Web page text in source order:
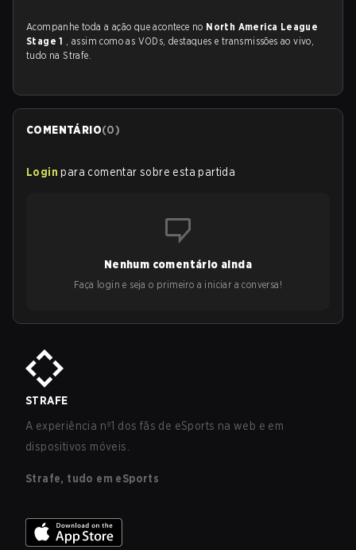
Acompanhe toda a ação que acontece no North America League
Stage 1 , assim como as VODs, destaques e transmissões ao vivo,
tudo na Strafe.
COMENTÁRIO(0)
Login para comentar sobre esta partida
Nenhum comentário ainda
Faça login e seja o primeiro a iniciar a conversa!
STRAFE
A experiência nº1 dos fãs de eSports na web e em
dispositivos móveis.
Strafe, tudo em eSports